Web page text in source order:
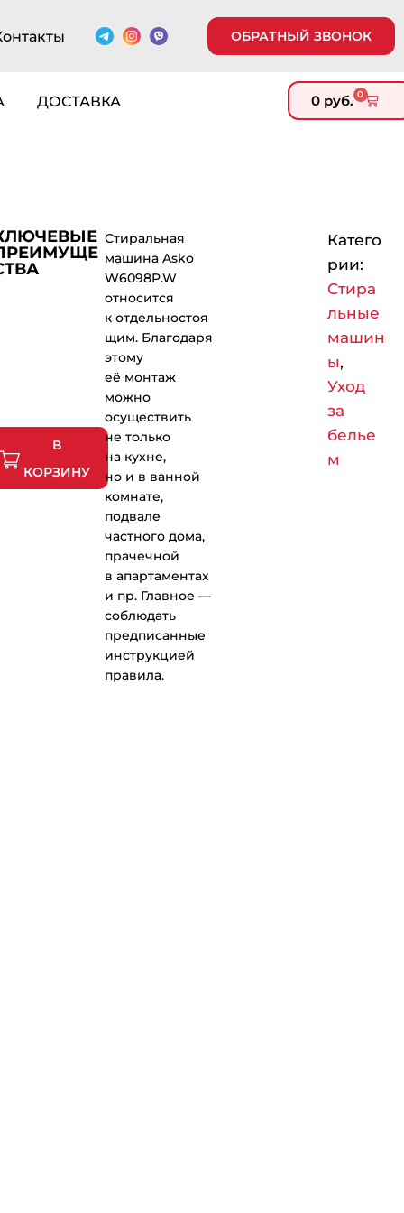
ОБРАТНЫЙ ЗВОНОК
ДОСТАВКА 0 руб. 0
В
КОРЗИНУ
Стиральная
машина Asko
W6098P.W
относится
к отдельностоя
щим. Благодаря
этому
её монтаж
можно
осуществить
не только
на кухне,
но и в ванной
комнате,
подвале
частного дома,
прачечной
в апартаментах
и пр. Главное —
соблюдать
предписанные
инструкцией
правила.
Катего
рии:
Стира
льные
машин
ы,
Уход
за
белье
м